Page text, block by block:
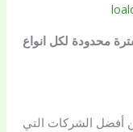
محدودة لكل انواع
أفضل الشركات التي